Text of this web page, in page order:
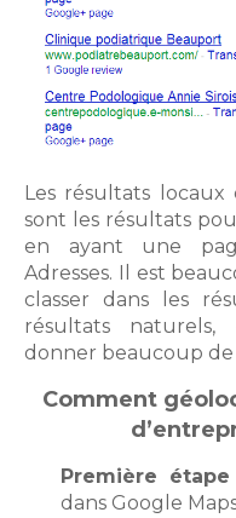
Les résultats locaux
sont les résultats
en ayant une
Adresses. Il est
classer dans les
résultats
donner beaucoup de
Comment
Première étape
dans Google